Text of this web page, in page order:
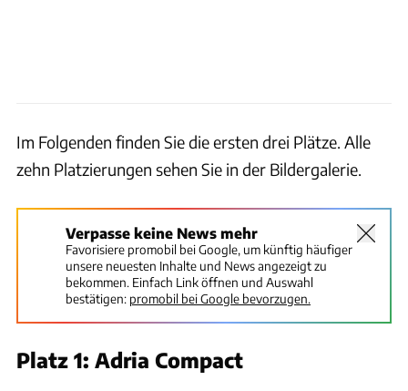
Im Folgenden finden Sie die ersten drei Plätze. Alle
zehn Platzierungen sehen Sie in der Bildergalerie.
Verpasse keine News mehr
Favorisiere promobil bei Google, um künftig häufiger
unsere neuesten Inhalte und News angezeigt zu
bekommen. Einfach Link öffnen und Auswahl
bestätigen: promobil bei Google bevorzugen.
Platz 1: Adria Compact